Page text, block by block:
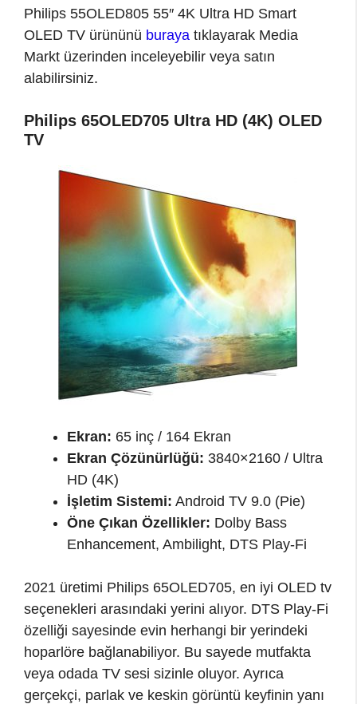
Philips 55OLED805 55″ 4K Ultra HD Smart
OLED TV ürününü buraya tıklayarak Media
Markt üzerinden inceleyebilir veya satın
alabilirsiniz.
Philips 65OLED705 Ultra HD (4K) OLED
TV
Ekran: 65 inç / 164 Ekran
Ekran Çözünürlüğü: 3840×2160 / Ultra
HD (4K)
İşletim Sistemi: Android TV 9.0 (Pie)
Öne Çıkan Özellikler: Dolby Bass
Enhancement, Ambilight, DTS Play-Fi
2021 üretimi Philips 65OLED705, en iyi OLED tv
seçenekleri arasındaki yerini alıyor. DTS Play-Fi
özelliği sayesinde evin herhangi bir yerindeki
hoparlöre bağlanabiliyor. Bu sayede mutfakta
veya odada TV sesi sizinle oluyor. Ayrıca
gerçekçi, parlak ve keskin görüntü keyfinin yanı